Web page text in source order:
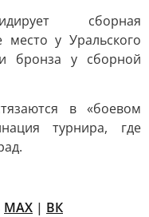
сборная
место у Уральского
бронза у сборной
в «боевом
турнира, где
MAX | ВК